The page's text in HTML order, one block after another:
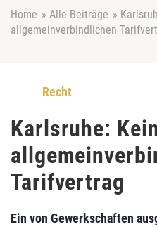
Home » Alle Beiträge »
allgemeinverbindlichen
Recht
Karlsruhe:
Tarifvertrag
Ein von Gewerkschaften